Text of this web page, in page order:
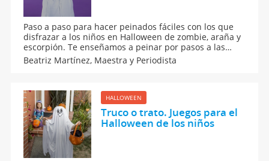
Paso a paso para hacer peinados fáciles con los que
disfrazar a los niños en Halloween de zombie, araña y
escorpión. Te enseñamos a peinar por pasos a las
niñas con pelo largo para que sus disfraces del 31 de
octubre sean los más divertidos de las fiestas. Estilos
Beatriz Martínez, Maestra y Periodista
HALLOWEEN
Truco o trato. Juegos para el
Halloween de los niños